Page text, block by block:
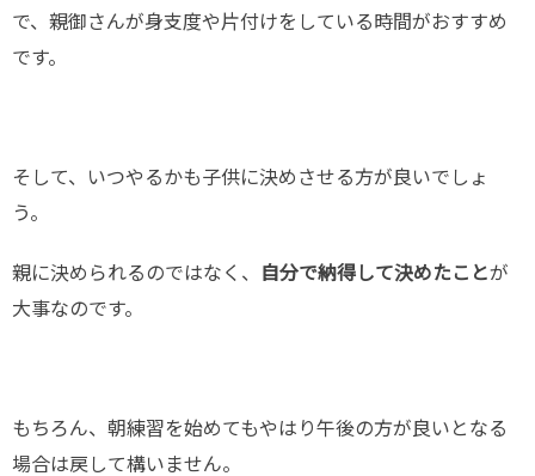
で、親御さんが身支度や片付けをしている時間がおすすめ
です。
そして、いつやるかも子供に決めさせる方が良いでしょ
う。
親に決められるのではなく、 自分で納得して決めたことが
大事なのです。
もちろん、朝練習を始めてもやはり午後の方が良いとなる
場合は戻して構いません。